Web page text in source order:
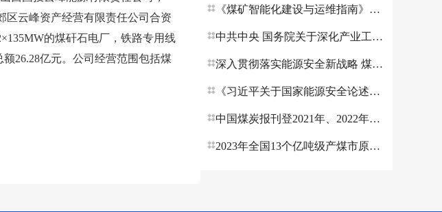
区云峰资产经营有限责任公司合资
的煤矸石电厂，铁路专用线
26.28亿元。公司经营范围包括煤
《煤矿智能化建设与运维指南》培训教材审读会暨编写经验交流会在徐州召开
中共中央 国务院关于深化产业工人队伍建设改革的意见
深入贯彻落实能源安全新战略 煤炭工业实现跨越式发展
《习近平关于国家能源安全论述摘编》出版发行
中国煤炭报刊登2021年、2022年煤炭行业职业经理人执业资格人员名单
2023年全国13个亿吨级产煤市原煤产量相继公布